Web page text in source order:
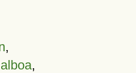
,
,